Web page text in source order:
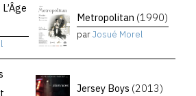
Metropolitan (1990)
parJosué Morel
Jersey Boys (2013)